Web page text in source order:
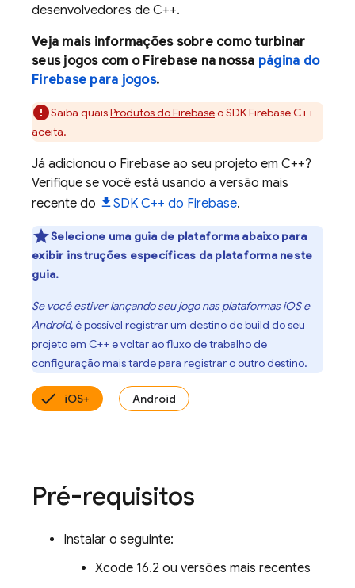
desenvolvedores de C++.
Veja mais informações sobre como turbinar
seus jogos com o Firebase na nossa página do
Firebase para jogos.
Saiba quaisProdutos do Firebaseo SDKFirebaseC++
aceita.
Já adicionou o Firebase ao seu projeto em C++?
Verifique se você está usando a versão mais
recente do
SDK C++ do Firebase.
Selecione uma guia de plataforma abaixo para
exibir instruções específicas da plataforma neste
guia.
Se você estiver lançando seu jogo nas plataformas iOS e
Android,é possível registrar um destino de build do seu
projeto em C++ e voltar ao fluxo de trabalho de
configuração mais tarde para registrar o outro destino.
iOS+ Android
Pré-requisitos
Instalar o seguinte:
Xcode 16.2 ou versões mais recentes